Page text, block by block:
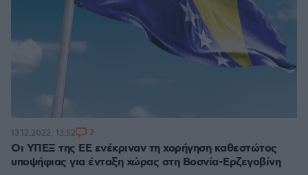
Οι ΥΠΕΞ της ΕΕ ενέκριναν τη χορήγηση καθεστώτος
υποψήφιας για ένταξη χώρας στη Βοσνία-Ερζεγοβίνη
13.12.2022, 13:52 2